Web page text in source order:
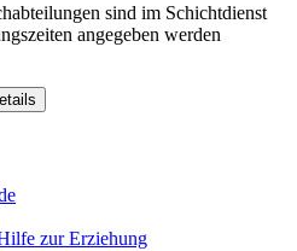
sind im Schichtdienst
angegeben werden
zur Erziehung